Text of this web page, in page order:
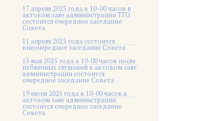
17 апреля 2025 года в 10-00 часов в
актовом зале администрации ТГО
состоится очередное заседание
Совета
11 апреля 2025 года состоится
внеочередное заседание Совета
15 мая 2025 года в 10-00 часов после
публичных слушаний в актовом зале
администрации состоится
очередное заседание Совета
19 июня 2025 года в 10-00 часов в
актовом зале администрации
состоится очередное заседание
Совета